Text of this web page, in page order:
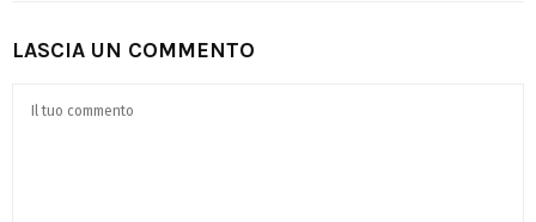
LASCIA UN COMMENTO